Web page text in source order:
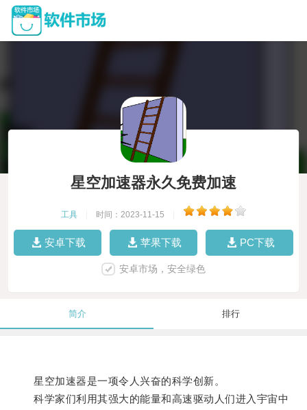
星空加速器永久免费加速
工具 时间：2023-11-15
安卓下载 苹果下载 PC下载
安卓市场，安全绿色
简介 排行
星空加速器是一项令人兴奋的科学创新。
科学家们利用其强大的能量和高速驱动人们进入宇宙中